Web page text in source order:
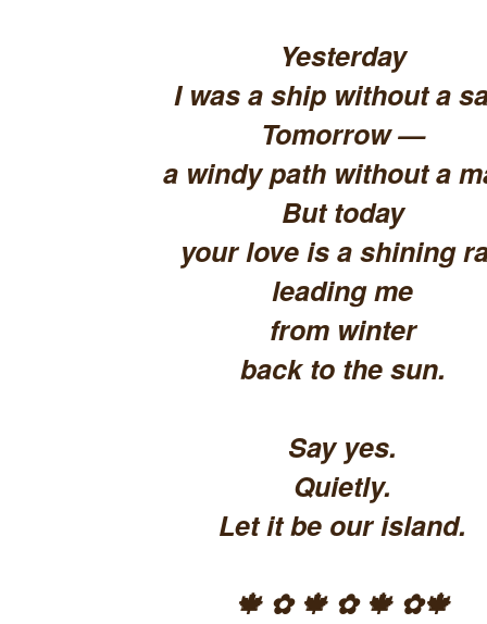
Yesterday
I was a ship without a
Tomorrow —
a windy path without a
But today
your love is a shining
leading me
from winter
back to the sun.
Say yes.
Quietly.
Let it be our island.
🍁 ✿ 🍁 ✿ 🍁 ✿🍁